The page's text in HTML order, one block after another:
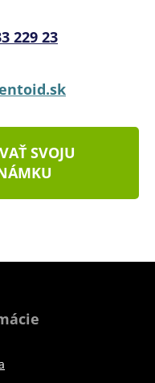
229 23
SVOJU